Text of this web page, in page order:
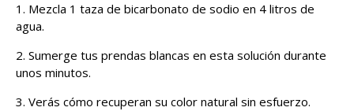
1. Mezcla 1 taza de bicarbonato de sodio en 4 litros de
agua.
2. Sumerge tus prendas blancas en esta solución durante
unos minutos.
3. Verás cómo recuperan su color natural sin esfuerzo.